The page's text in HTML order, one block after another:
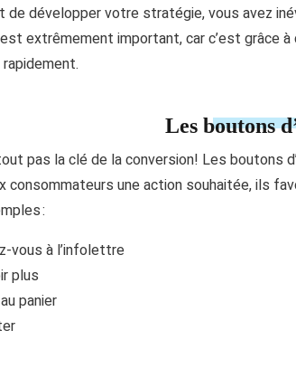
de développer votre stratégie, vous avez
extrêmement important, car c’est grâce
Les boutons
pas la clé de la conversion! Les boutons
consommateurs une action souhaitée, ils
:
vous à l’infolettre
plus
panier